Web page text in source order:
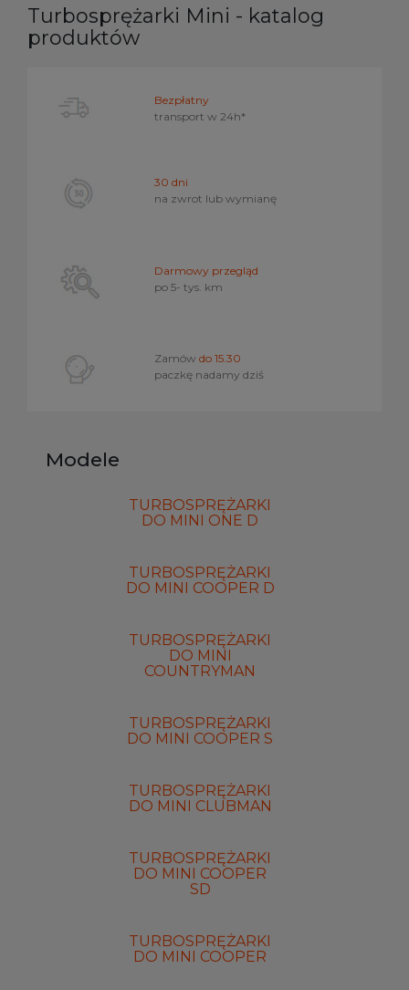
Turbosprężarki Mini - katalog
produktów
Bezpłatny
transport w 24h*
30 dni
na zwrot lub wymianę
Darmowy przegląd
po 5- tys. km
Zamówdo 15.30
paczkę nadamy dziś
Modele
TURBOSPRĘŻARKI
DO MINI ONE D
TURBOSPRĘŻARKI
DO MINI COOPER D
TURBOSPRĘŻARKI
DO MINI
COUNTRYMAN
TURBOSPRĘŻARKI
DO MINI COOPER S
TURBOSPRĘŻARKI
DO MINI CLUBMAN
TURBOSPRĘŻARKI
DO MINI COOPER
SD
TURBOSPRĘŻARKI
DO MINI COOPER